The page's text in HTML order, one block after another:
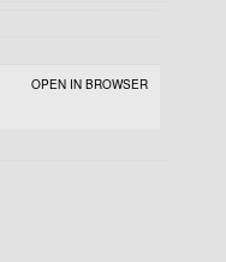
OPEN IN BROWSER